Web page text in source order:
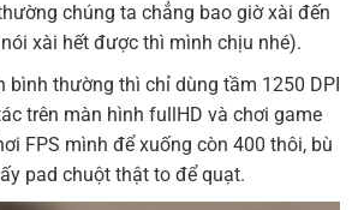
chúng ta chẳng bao giờ xài đến
xài hết được thì mình chịu nhé).
bình thường thì chỉ dùng tầm 1250 DPI
trên màn hình fullHD và chơi game
FPS mình để xuống còn 400 thôi, bù
pad chuột thật to để quạt.